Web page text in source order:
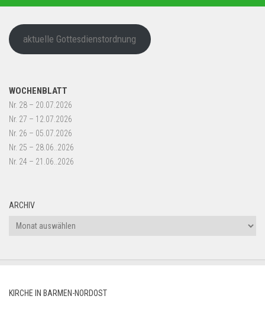
aktuelle Gottesdienstordnung
WOCHENBLATT
Nr. 28 – 20.07.2026
Nr. 27 – 12.07.2026
Nr. 26 – 05.07.2026
Nr. 25 – 28.06..2026
Nr. 24 – 21.06..2026
ARCHIV
Archiv
KIRCHE IN BARMEN-NORDOST